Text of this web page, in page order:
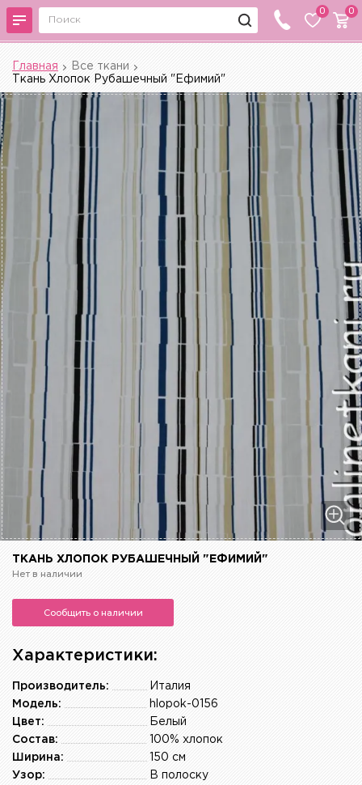
0 0
Главная
Все ткани
Ткань Хлопок Рубашечный "Ефимий"
ТКАНЬ ХЛОПОК РУБАШЕЧНЫЙ "ЕФИМИЙ"
Нет в наличии
Сообщить о наличии
Характеристики:
Италия
Производитель:
hlopok-0156
Модель:
Белый
Цвет:
100% хлопок
Состав:
150 см
Ширина:
В полоску
Узор: